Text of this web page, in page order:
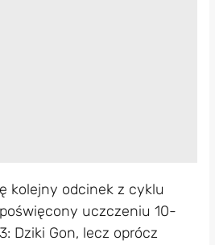
kolejny odcinek z cyklu
uczczeniu 10-
Dziki Gon, lecz oprócz